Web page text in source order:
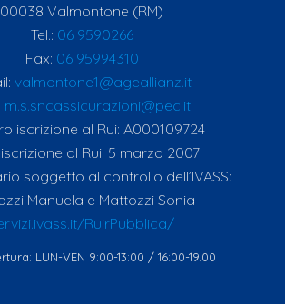
00038 Valmontone (RM)
Tel.: 06 9590266
Fax: 06 95994310
valmontone1@ageallianz.it
m.s.sncassicurazioni@pec.it
iscrizione al Rui: A000109724
al Rui: 5 marzo 2007
soggetto al controllo dell’IVASS:
Manuela e Mattozzi Sonia
RuirPubblica/
LUN-VEN 9:00-13:00 / 16:00-19.00